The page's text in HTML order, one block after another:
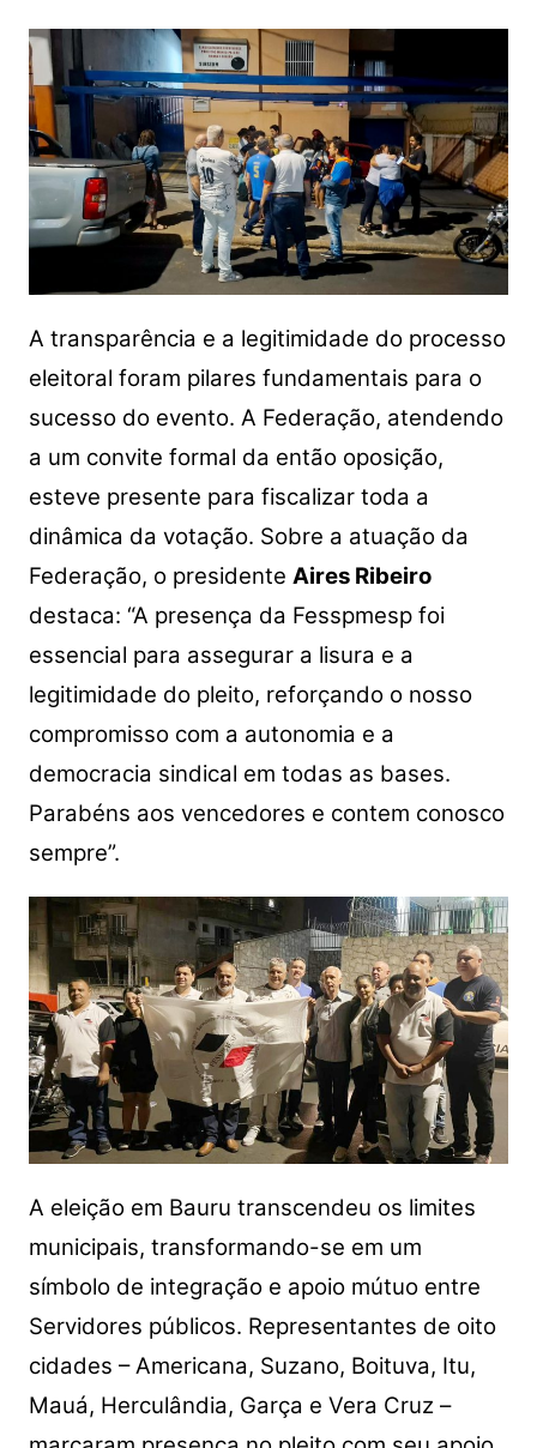
A transparência e a legitimidade do processo
eleitoral foram pilares fundamentais para o
sucesso do evento. A Federação, atendendo
a um convite formal da então oposição,
esteve presente para fiscalizar toda a
dinâmica da votação. Sobre a atuação da
Federação, o presidente Aires Ribeiro
destaca: “A presença da Fesspmesp foi
essencial para assegurar a lisura e a
legitimidade do pleito, reforçando o nosso
compromisso com a autonomia e a
democracia sindical em todas as bases.
Parabéns aos vencedores e contem conosco
sempre”.
A eleição em Bauru transcendeu os limites
municipais, transformando-se em um
símbolo de integração e apoio mútuo entre
Servidores públicos. Representantes de oito
cidades – Americana, Suzano, Boituva, Itu,
Mauá, Herculândia, Garça e Vera Cruz –